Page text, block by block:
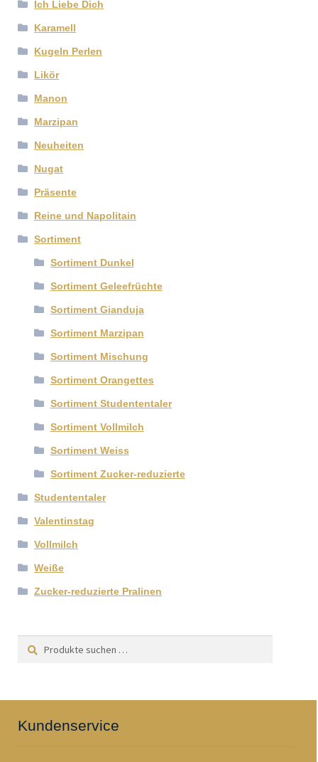
Ich Liebe Dich
Karamell
Kugeln Perlen
Likör
Manon
Marzipan
Neuheiten
Nugat
Präsente
Reine und Napolitain
Sortiment
Sortiment Dunkel
Sortiment Geleefrüchte
Sortiment Gianduja
Sortiment Marzipan
Sortiment Mischung
Sortiment Orangettes
Sortiment Studententaler
Sortiment Vollmilch
Sortiment Weiss
Sortiment Zucker-reduzierte
Studententaler
Valentinstag
Vollmilch
Weiße
Zucker-reduzierte Pralinen
Suchen
Suchen
Kundenservice